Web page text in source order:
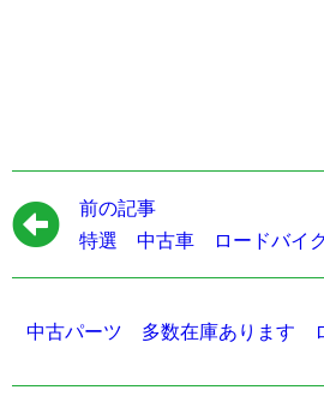
前の記事
特選 中古車 ロードバイ
中古パーツ 多数在庫あります